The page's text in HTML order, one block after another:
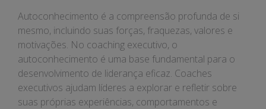
Autoconhecimento é a compreensão profunda de si
mesmo, incluindo suas forças, fraquezas, valores e
motivações. No coaching executivo, o
autoconhecimento é uma base fundamental para o
desenvolvimento de liderança eficaz. Coaches
executivos ajudam líderes a explorar e refletir sobre
suas próprias experiências, comportamentos e